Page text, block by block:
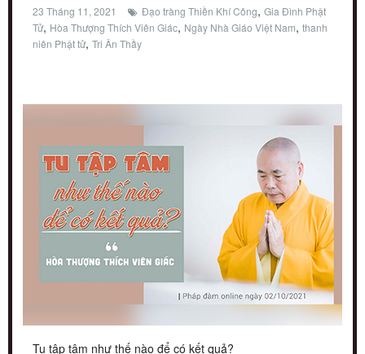
23 Tháng 11, 2021 Đạo tràng Thiền Khí Công, Gia Đình Phật
Tử, Hòa Thượng Thích Viên Giác, Ngày Nhà Giáo Việt Nam, thanh
niên Phật tử, Tri Ân Thầy
Tu tập tâm như thế nào để có kết quả?